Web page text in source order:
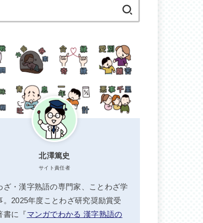
北澤篤史
サイト責任者
ざ・漢字熟語の専門家、ことわざ学
。2025年度ことわざ研究奨励賞受
書に『マンガでわかる 漢字熟語の